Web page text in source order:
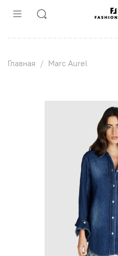
Главная Marc Aurel